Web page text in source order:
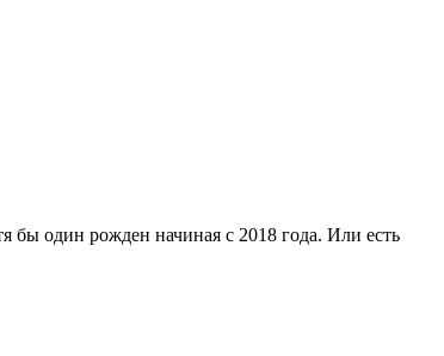
бы один рожден начиная с 2018 года. Или есть